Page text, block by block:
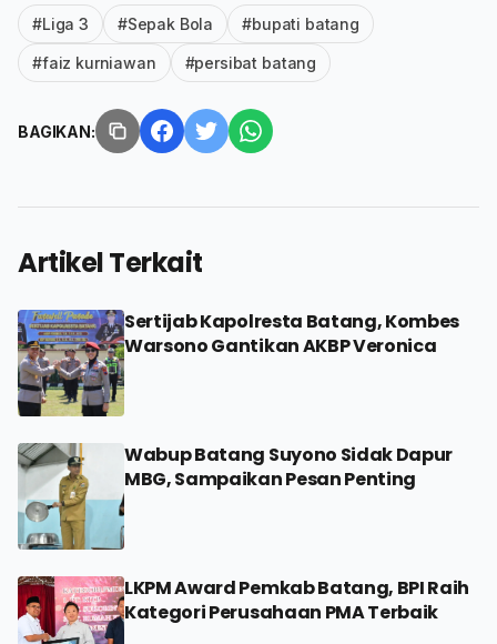
#Liga 3 #Sepak Bola #bupati batang
#faiz kurniawan #persibat batang
BAGIKAN:
Artikel Terkait
Sertijab Kapolresta Batang, Kombes
Warsono Gantikan AKBP Veronica
Wabup Batang Suyono Sidak Dapur
MBG, Sampaikan Pesan Penting
LKPM Award Pemkab Batang, BPI Raih
Kategori Perusahaan PMA Terbaik